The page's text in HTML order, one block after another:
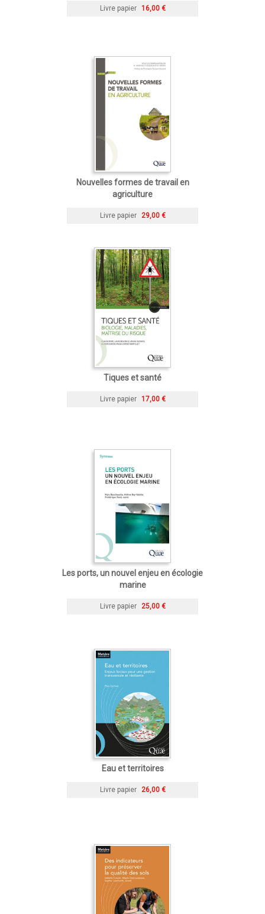
Livre papier 16,00 €
Nouvelles formes de travail en
agriculture
Livre papier 29,00 €
Tiques et santé
Livre papier 17,00 €
Les ports, un nouvel enjeu en écologie
marine
Livre papier 25,00 €
Eau et territoires
Livre papier 26,00 €